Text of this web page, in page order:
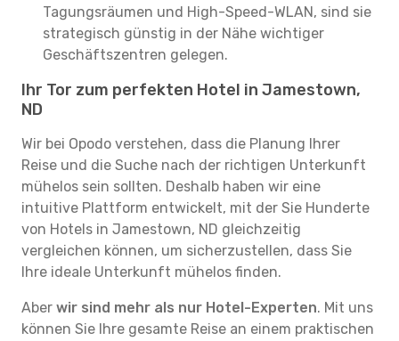
Tagungsräumen und High-Speed-WLAN, sind sie
strategisch günstig in der Nähe wichtiger
Geschäftszentren gelegen.
Ihr Tor zum perfekten Hotel in Jamestown,
ND
Wir bei Opodo verstehen, dass die Planung Ihrer
Reise und die Suche nach der richtigen Unterkunft
mühelos sein sollten. Deshalb haben wir eine
intuitive Plattform entwickelt, mit der Sie Hunderte
von Hotels in Jamestown, ND gleichzeitig
vergleichen können, um sicherzustellen, dass Sie
Ihre ideale Unterkunft mühelos finden.
Aber wir sind mehr als nur Hotel-Experten. Mit uns
können Sie Ihre gesamte Reise an einem praktischen